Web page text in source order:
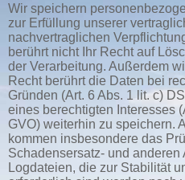
Wir speichern
zur Erfüllung unserer
nachvertraglichen
berührt nicht Ihr Recht auf
der Verarbeitung. Außerdem
Recht berührt die Daten bei
Gründen (Art. 6 Abs. 1 lit. c)
eines berechtigten Interesses
GVO) weiterhin zu speichern.
kommen insbesondere das
Schadensersatz- und anderen
Logdateien, die zur Stabilität